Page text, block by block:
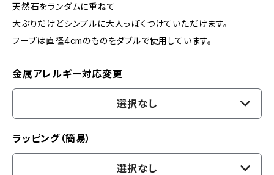
天然石をランダムに重ねて
大ぶりだけどシンプルに大人っぽくつけていただけます。
フープは直径4cmのものをダブルで使用しています。
金属アレルギー対応変更
選択なし
ラッピング（簡易）
選択なし